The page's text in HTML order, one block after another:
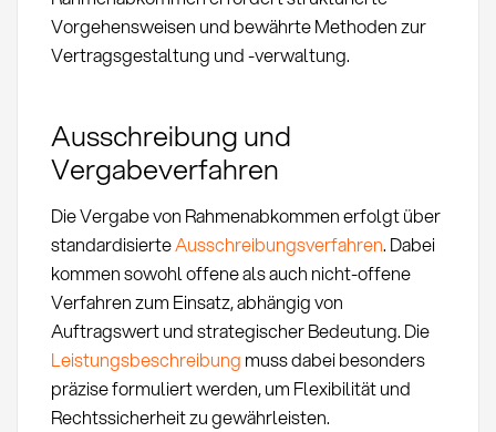
Vorgehensweisen und bewährte Methoden zur
Vertragsgestaltung und -verwaltung.
Ausschreibung und
Vergabeverfahren
Die Vergabe von Rahmenabkommen erfolgt über
standardisierteAusschreibungsverfahren. Dabei
kommen sowohl offene als auch nicht-offene
Verfahren zum Einsatz, abhängig von
Auftragswert und strategischer Bedeutung. Die
Leistungsbeschreibung muss dabei besonders
präzise formuliert werden, um Flexibilität und
Rechtssicherheit zu gewährleisten.